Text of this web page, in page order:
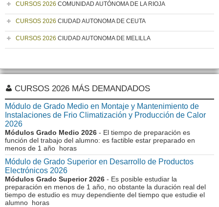
CURSOS 2026 COMUNIDAD AUTÓNOMA DE LA RIOJA
CURSOS 2026 CIUDAD AUTONOMA DE CEUTA
CURSOS 2026 CIUDAD AUTONOMA DE MELILLA
CURSOS 2026 MÁS DEMANDADOS
Módulo de Grado Medio en Montaje y Mantenimiento de
Instalaciones de Frio Climatización y Producción de Calor
2026
Módulos Grado Medio 2026 - El tiempo de preparación es
función del trabajo del alumno: es factible estar preparado en
menos de 1 año horas
Módulo de Grado Superior en Desarrollo de Productos
Electrónicos 2026
Módulos Grado Superior 2026 - Es posible estudiar la
preparación en menos de 1 año, no obstante la duración real del
tiempo de estudio es muy dependiente del tiempo que estudie el
alumno horas